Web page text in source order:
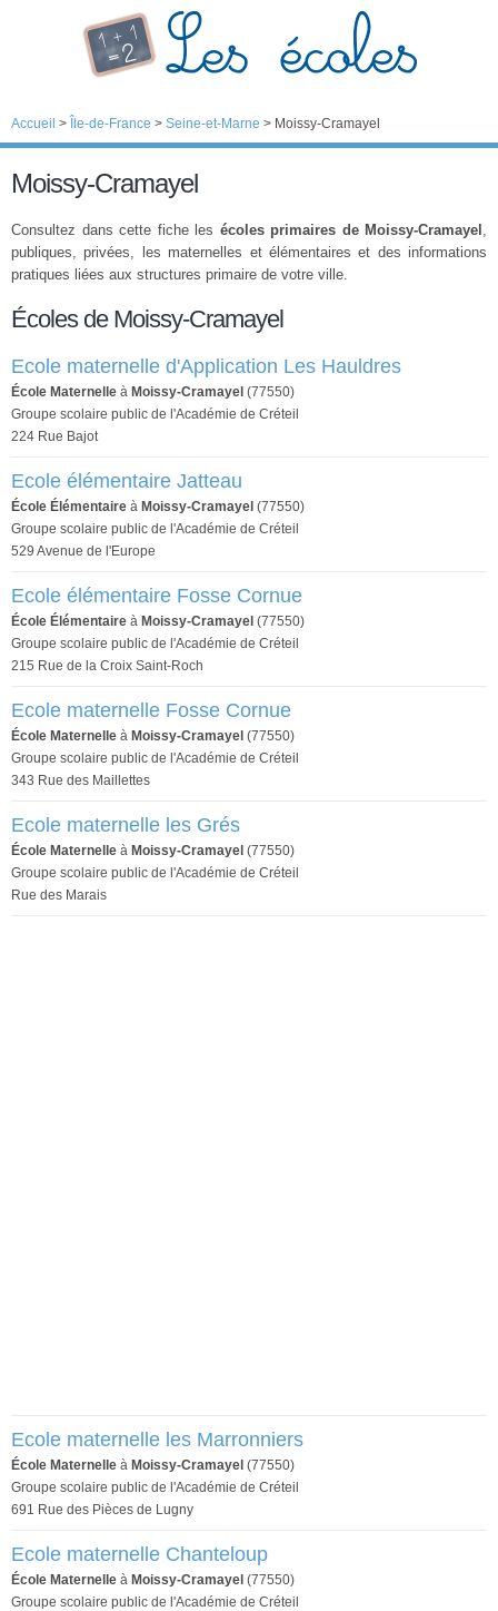
Accueil > Île-de-France > Seine-et-Marne > Moissy-Cramayel
Moissy-Cramayel
Consultez dans cette fiche les écoles primaires de Moissy-Cramayel ,
publiques, privées, les maternelles et élémentaires et des informations
pratiques liées aux structures primaire de votre ville.
Écoles de Moissy-Cramayel
Ecole maternelle d'Application Les Hauldres
École Maternelle à Moissy-Cramayel (77550)
Groupe scolaire public de l'Académie de Créteil
224 Rue Bajot
Ecole élémentaire Jatteau
École Élémentaire à Moissy-Cramayel (77550)
Groupe scolaire public de l'Académie de Créteil
529 Avenue de l'Europe
Ecole élémentaire Fosse Cornue
École Élémentaire à Moissy-Cramayel (77550)
Groupe scolaire public de l'Académie de Créteil
215 Rue de la Croix Saint-Roch
Ecole maternelle Fosse Cornue
École Maternelle à Moissy-Cramayel (77550)
Groupe scolaire public de l'Académie de Créteil
343 Rue des Maillettes
Ecole maternelle les Grés
École Maternelle à Moissy-Cramayel (77550)
Groupe scolaire public de l'Académie de Créteil
Rue des Marais
Ecole maternelle les Marronniers
École Maternelle à Moissy-Cramayel (77550)
Groupe scolaire public de l'Académie de Créteil
691 Rue des Pièces de Lugny
Ecole maternelle Chanteloup
École Maternelle à Moissy-Cramayel (77550)
Groupe scolaire public de l'Académie de Créteil